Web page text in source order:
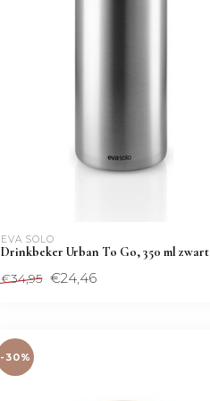
EVA SOLO
Drinkbeker Urban To Go, 350 ml zwart
€34,95 €24,46
-30%